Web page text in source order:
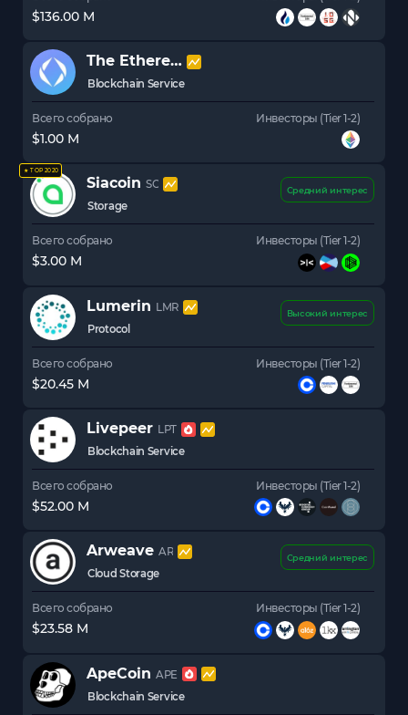
$136.00 M
The Ethereum Name Service
Blockchain Service
Всего собрано
$1.00 M
Инвесторы (Tier 1-2)
★ TOP 2020
Siacoin SC
Storage
Средний интерес
Всего собрано
$3.00 M
Инвесторы (Tier 1-2)
Lumerin LMR
Protocol
Высокий интерес
Всего собрано
$20.45 M
Инвесторы (Tier 1-2)
Livepeer LPT
Blockchain Service
Всего собрано
$52.00 M
Инвесторы (Tier 1-2)
Arweave AR
Cloud Storage
Средний интерес
Всего собрано
$23.58 M
Инвесторы (Tier 1-2)
ApeCoin APE
Blockchain Service